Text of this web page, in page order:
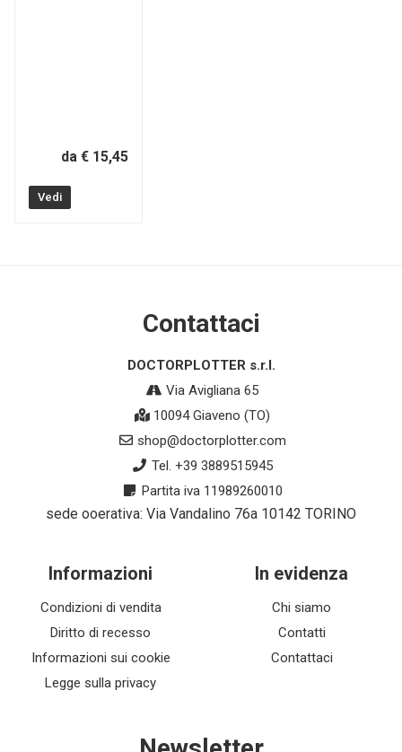
da € 15,45
Vedi
Contattaci
DOCTORPLOTTER s.r.l.
Via Avigliana 65
10094 Giaveno (TO)
shop@doctorplotter.com
Tel. +39 3889515945
Partita iva 11989260010
sede ooerativa: Via Vandalino 76a 10142 TORINO
Informazioni
Condizioni di vendita
Diritto di recesso
Informazioni sui cookie
Legge sulla privacy
In evidenza
Chi siamo
Contatti
Contattaci